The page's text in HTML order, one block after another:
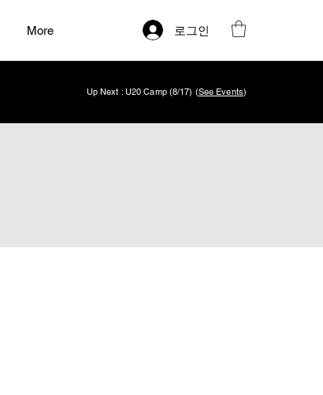
More 로그인
Up Next : U20 Camp (8/17) (See Events)